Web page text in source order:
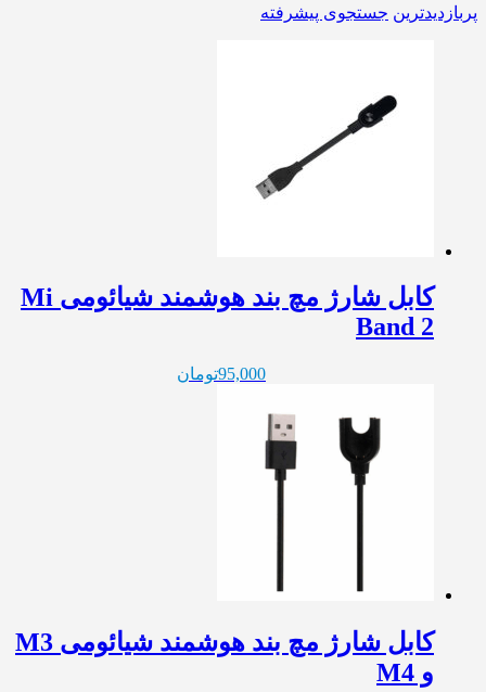
پربازدیدترین جستجوی پیشرفته
کابل شارژ مچ بند هوشمند شیائومی Mi
Band 2
95,000تومان
کابل شارژ مچ بند هوشمند شیائومی M3
و M4